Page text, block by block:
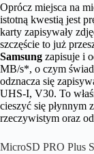
Oprócz miejsca na
istotną kwestią jest
karty zapisywały
szczęście to już
Samsung zapisuje i
MB/s*, o czym
odznacza się
UHS-I, V30. To
cieszyć się płynnym
rzeczywistym oraz
MicroSD PRO Plus